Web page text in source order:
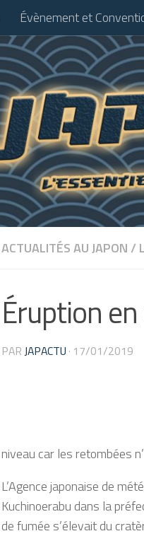
Évènement et
ACTUALITÉS AU JAPON /
Éruption
PARJAPACTU · 17/01/2019
niveau car les retombées
L’Agence japonaise de
Kuchinoerabu dans la
de fumée s’élevait du